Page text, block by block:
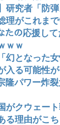
研究者「防
理がこれま
たの応援し
ｗｗ
幻となった
入る可能性が
隆パワー炸
がクウェー
る理由がこ